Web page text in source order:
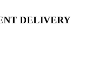
DELIVERY